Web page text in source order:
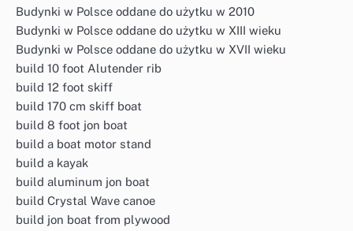
Budynki w Polsce oddane do użytku w 2010
Budynki w Polsce oddane do użytku w XIII wieku
Budynki w Polsce oddane do użytku w XVII wieku
build 10 foot Alutender rib
build 12 foot skiff
build 170 cm skiff boat
build 8 foot jon boat
build a boat motor stand
build a kayak
build aluminum jon boat
build Crystal Wave canoe
build jon boat from plywood